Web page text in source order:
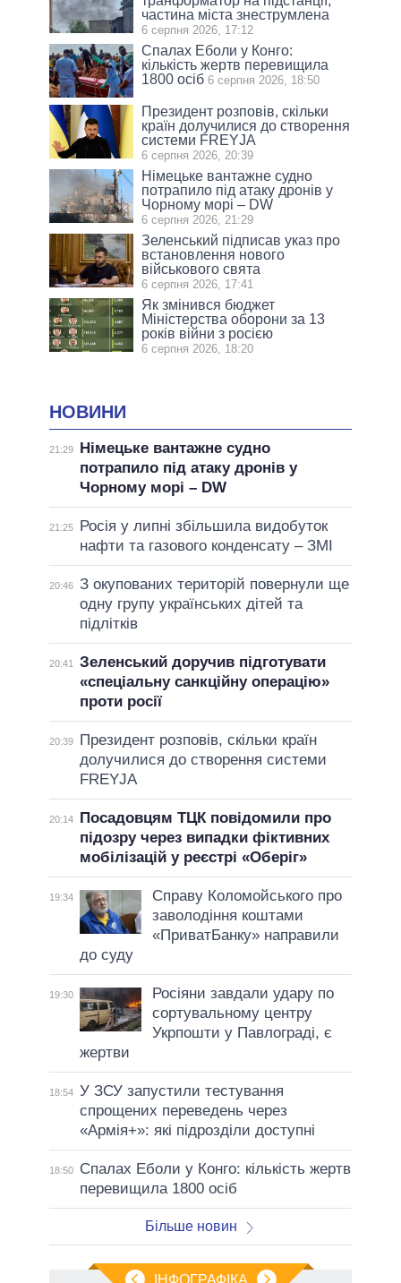
частина міста знеструмлена
6 серпня 2026, 17:12
Спалах Еболи у Конго:
кількість жертв перевищила
1800 осіб 6 серпня 2026, 18:50
Президент розповів, скільки
країн долучилися до створення
системи FREYJA
6 серпня 2026, 20:39
Німецьке вантажне судно
потрапило під атаку дронів у
Чорному морі – DW
6 серпня 2026, 21:29
Зеленський підписав указ про
встановлення нового
військового свята
6 серпня 2026, 17:41
Як змінився бюджет
Міністерства оборони за 13
років війни з росією
6 серпня 2026, 18:20
НОВИНИ
21:29
Німецьке вантажне судно
потрапило під атаку дронів у
Чорному морі – DW
21:25
Росія у липні збільшила видобуток
нафти та газового конденсату – ЗМІ
20:46 З окупованих територій повернули ще
одну групу українських дітей та
підлітків
20:41
Зеленський доручив підготувати
«спеціальну санкційну операцію»
проти росії
20:39
Президент розповів, скільки країн
долучилися до створення системи
FREYJA
20:14
Посадовцям ТЦК повідомили про
підозру через випадки фіктивних
мобілізацій у реєстрі «Оберіг»
19:34
Справу Коломойського про
заволодіння коштами
«ПриватБанку» направили
до суду
19:30
Росіяни завдали удару по
сортувальному центру
Укрпошти у Павлограді, є
жертви
18:54 У ЗСУ запустили тестування
спрощених переведень через
«Армія+»: які підрозділи доступні
18:50
Спалах Еболи у Конго: кількість жертв
перевищила 1800 осіб
Більше новин